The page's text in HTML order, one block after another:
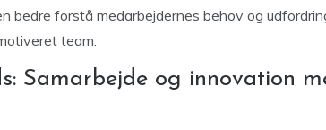
bedre forstå medarbejdernes behov og
team.
Samarbejde og innovation